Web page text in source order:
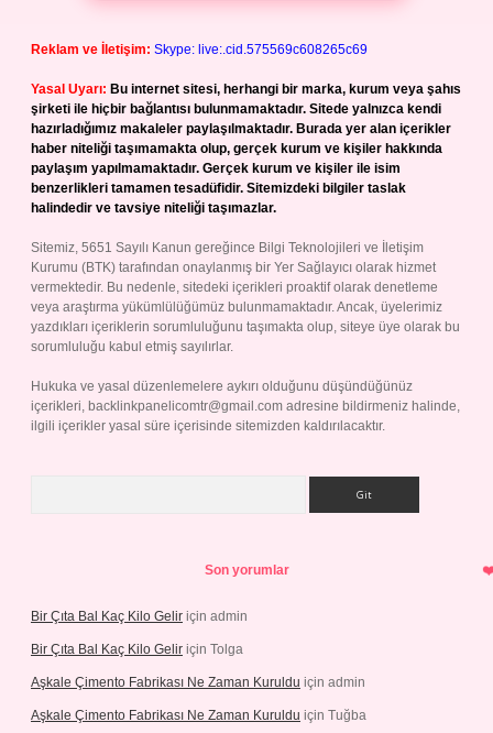
Reklam ve İletişim: Skype: live:.cid.575569c608265c69
Yasal Uyarı: Bu internet sitesi, herhangi bir marka, kurum veya şahıs
şirketi ile hiçbir bağlantısı bulunmamaktadır. Sitede yalnızca kendi
hazırladığımız makaleler paylaşılmaktadır. Burada yer alan içerikler
haber niteliği taşımamakta olup, gerçek kurum ve kişiler hakkında
paylaşım yapılmamaktadır. Gerçek kurum ve kişiler ile isim
benzerlikleri tamamen tesadüfidir. Sitemizdeki bilgiler taslak
halindedir ve tavsiye niteliği taşımazlar.
Sitemiz, 5651 Sayılı Kanun gereğince Bilgi Teknolojileri ve İletişim
Kurumu (BTK) tarafından onaylanmış bir Yer Sağlayıcı olarak hizmet
vermektedir. Bu nedenle, sitedeki içerikleri proaktif olarak denetleme
veya araştırma yükümlülüğümüz bulunmamaktadır. Ancak, üyelerimiz
yazdıkları içeriklerin sorumluluğunu taşımakta olup, siteye üye olarak bu
sorumluluğu kabul etmiş sayılırlar.
Hukuka ve yasal düzenlemelere aykırı olduğunu düşündüğünüz
içerikleri, backlinkpanelicomtr@gmail.com adresine bildirmeniz halinde,
ilgili içerikler yasal süre içerisinde sitemizden kaldırılacaktır.
Son yorumlar
Bir Çıta Bal Kaç Kilo Gelir için admin
Bir Çıta Bal Kaç Kilo Gelir için Tolga
Aşkale Çimento Fabrikası Ne Zaman Kuruldu için admin
Aşkale Çimento Fabrikası Ne Zaman Kuruldu için Tuğba